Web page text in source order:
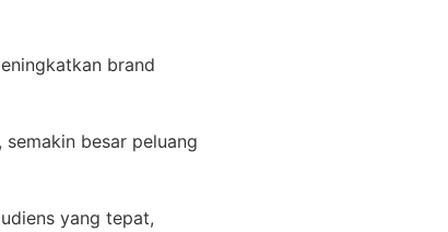
brand
besar peluang
yang tepat,